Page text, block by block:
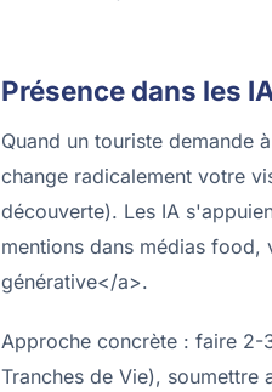
Présence dans les
Quand un touriste demande
change radicalement votre
découverte). Les IA
mentions dans médias
générative</a>.
Approche concrète : faire 2-
Tranches de Vie), soumettre